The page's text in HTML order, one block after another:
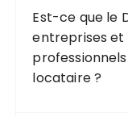
Est-ce que le
entreprises et
locataire ?